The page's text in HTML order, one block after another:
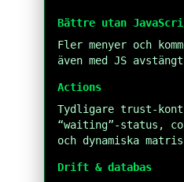
Bättre utan
Fler menyer och
även med JS
Actions
Tydligare trust-
“waiting”-status,
och dynamiska
Drift & databas